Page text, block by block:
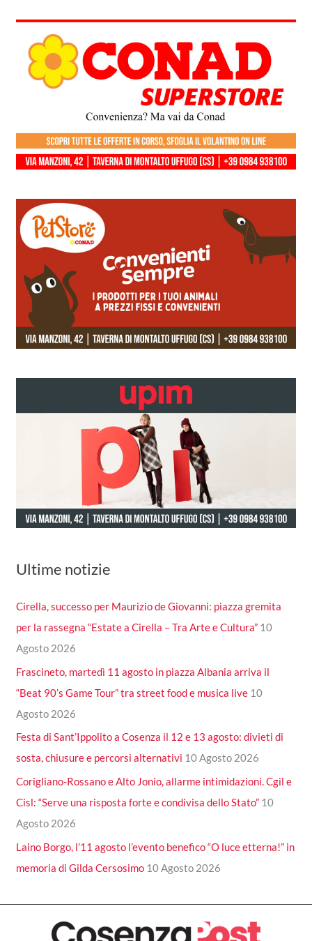
Ultime notizie
Cirella, successo per Maurizio de Giovanni: piazza gremita
per la rassegna “Estate a Cirella – Tra Arte e Cultura” 10
Agosto 2026
Frascineto, martedì 11 agosto in piazza Albania arriva il
“Beat 90’s Game Tour” tra street food e musica live 10
Agosto 2026
Festa di Sant’Ippolito a Cosenza il 12 e 13 agosto: divieti di
sosta, chiusure e percorsi alternativi 10 Agosto 2026
Corigliano-Rossano e Alto Jonio, allarme intimidazioni. Cgil e
Cisl: “Serve una risposta forte e condivisa dello Stato” 10
Agosto 2026
Laino Borgo, l’11 agosto l’evento benefico “O luce etterna!” in
memoria di Gilda Cersosimo 10 Agosto 2026